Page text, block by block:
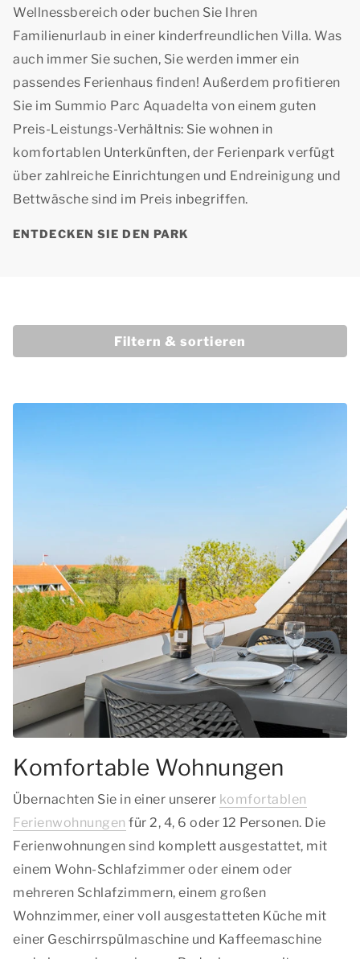
Wellnessbereich oder buchen Sie Ihren
Familienurlaub in einer kinderfreundlichen Villa. Was
auch immer Sie suchen, Sie werden immer ein
passendes Ferienhaus finden! Außerdem profitieren
Sie im Summio Parc Aquadelta von einem guten
Preis-Leistungs-Verhältnis: Sie wohnen in
komfortablen Unterkünften, der Ferienpark verfügt
über zahlreiche Einrichtungen und Endreinigung und
Bettwäsche sind im Preis inbegriffen.
ENTDECKEN SIE DEN PARK
Filtern & sortieren
Komfortable Wohnungen
Übernachten Sie in einer unserer komfortablen
Ferienwohnungen für 2, 4, 6 oder 12 Personen. Die
Ferienwohnungen sind komplett ausgestattet, mit
einem Wohn-Schlafzimmer oder einem oder
mehreren Schlafzimmern, einem großen
Wohnzimmer, einer voll ausgestatteten Küche mit
einer Geschirrspülmaschine und Kaffeemaschine